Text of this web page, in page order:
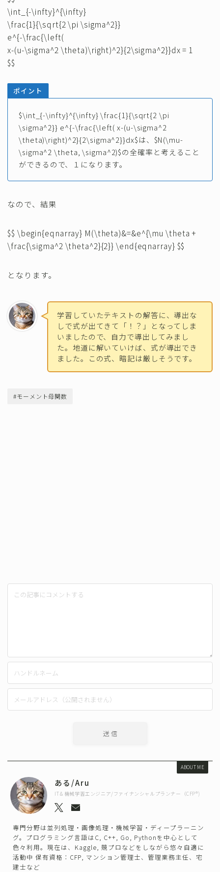
\int_{-\infty}^{\infty}
\frac{1}{\sqrt{2 \pi \sigma^2}}
e^{-\frac{\left(
x-(u-\sigma^2 \theta)\right)^2}{2\sigma^2}}dx = 1
$$
ポイント
$\int_{-\infty}^{\infty} \frac{1}{\sqrt{2 \pi
\sigma^2}} e^{-\frac{\left( x-(u-\sigma^2
\theta)\right)^2}{2\sigma^2}}dx$は、$N(\mu-
\sigma^2 \theta, \sigma^2)$の全確率と考えること
ができるので、１になります。
なので、結果
$$ \begin{eqnarray} M(\theta)&=&e^{\mu \theta +
\frac{\sigma^2 \theta^2}{2}} \end{eqnarray} $$
となります。
学習していたテキストの解答に、導出な
しで式が出てきて「！？」となってしま
いましたので、自力で導出してみまし
た。地道に解いていけば、式が導出でき
ました。この式、暗記は厳しそうです。
#モーメント母関数
ABOUT ME
ある/Aru
IT＆機械学習エンジニア/ファイナンシャルプランナー（CFP®)
専門分野は並列処理・画像処理・機械学習・ディープラーニン
グ。プログラミング言語はC, C++, Go, Pythonを中心として
色々利用。現在は、Kaggle, 競プロなどをしながら悠々自適に
活動中 保有資格：CFP, マンション管理士、管理業務主任、宅
建士など